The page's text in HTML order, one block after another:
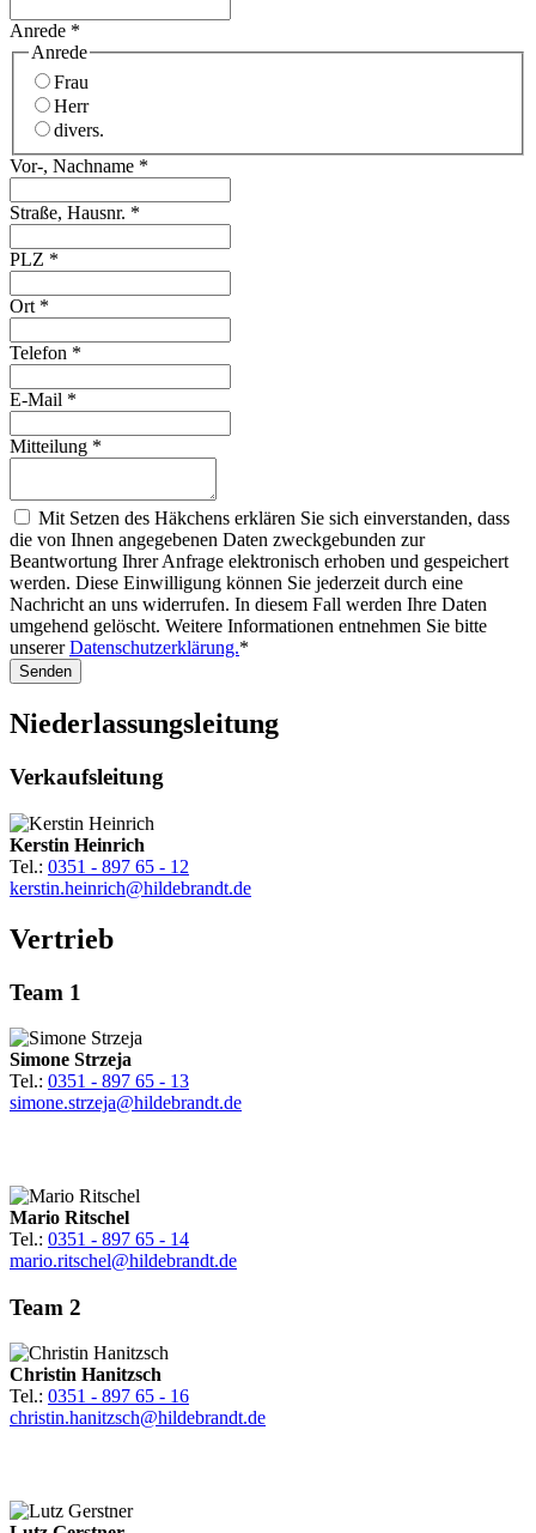
Anrede *
Anrede
Frau
Herr
divers.
Vor-, Nachname *
Straße, Hausnr. *
PLZ *
Ort *
Telefon *
E-Mail *
Mitteilung *
Mit Setzen des Häkchens erklären Sie sich einverstanden, dass
die von Ihnen angegebenen Daten zweckgebunden zur
Beantwortung Ihrer Anfrage elektronisch erhoben und gespeichert
werden. Diese Einwilligung können Sie jederzeit durch eine
Nachricht an uns widerrufen. In diesem Fall werden Ihre Daten
umgehend gelöscht. Weitere Informationen entnehmen Sie bitte
unsererDatenschutzerklärung.*
Senden
Niederlassungsleitung
Verkaufsleitung
Kerstin Heinrich
Tel.: 0351 - 897 65 - 12
kerstin.heinrich@hildebrandt.de
Vertrieb
Team 1
Simone Strzeja
Tel.: 0351 - 897 65 - 13
simone.strzeja@hildebrandt.de
Mario Ritschel
Tel.: 0351 - 897 65 - 14
mario.ritschel@hildebrandt.de
Team 2
Christin Hanitzsch
Tel.: 0351 - 897 65 - 16
christin.hanitzsch@hildebrandt.de